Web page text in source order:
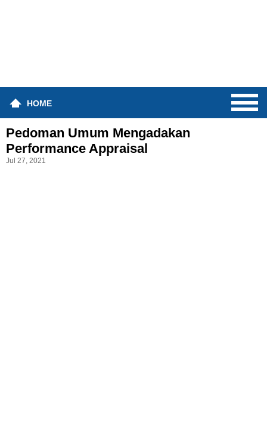
HOME
Pedoman Umum Mengadakan
Performance Appraisal
Jul 27, 2021